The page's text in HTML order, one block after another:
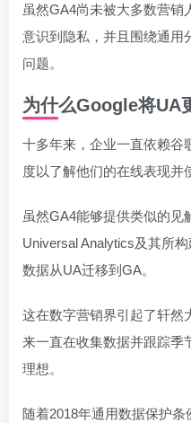
虽然GA4尚未被大多数营销
意识到隐私，并且围绕通用
问题。
为什么Google将UA
十多年来，企业一直依赖谷
度以了解他们的在线表现并
虽然GA4能够提供类似的见
Universal Analytics及其所
数据从UA迁移到GA。
这在数字营销界引起了轩然
来一直在收集数据并跟踪季
理想。
随着2018年通用数据保护